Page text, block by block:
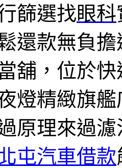
篩選找眼科
還款無負擔
舖，位於
燈精緻旗
原理來過
屯汽車借款